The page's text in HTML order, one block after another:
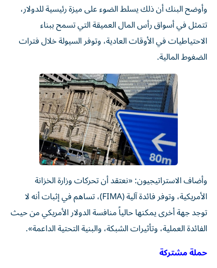
وأوضح البنك أن ذلك يسلط الضوء على ميزة رئيسية للدولار،
تتمثل في أسواق رأس المال العميقة التي تسمح ببناء
الاحتياطيات في الأوقات العادية، وتوفر السيولة خلال فترات
الضغوط المالية.
وأضاف الاستراتيجيون: «نعتقد أن تحركات وزارة الخزانة
الأمريكية، وتوفر فائدة آلية (FIMA)، تساهم في إثبات أنه لا
توجد جهة أخرى يمكنها حالياً منافسة الدولار الأمريكي من حيث
الفائدة العملية، وتأثيرات الشبكة، والبنية التحتية الداعمة».
حملة مشتركة